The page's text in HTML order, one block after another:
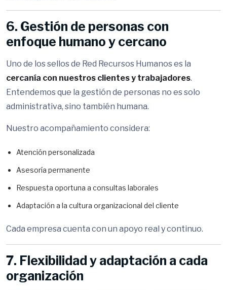
6. Gestión de personas con
enfoque humano y cercano
Uno de los sellos de Red Recursos Humanos es la
cercanía con nuestros clientes y trabajadores.
Entendemos que la gestión de personas no es solo
administrativa, sino también humana.
Nuestro acompañamiento considera:
Atención personalizada
Asesoría permanente
Respuesta oportuna a consultas laborales
Adaptación a la cultura organizacional del cliente
Cada empresa cuenta con un apoyo real y continuo.
7. Flexibilidad y adaptación a cada
organización